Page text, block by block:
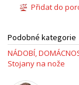
Přidat do
Podobné kategorie
NÁDOBÍ,
Stojany na nože